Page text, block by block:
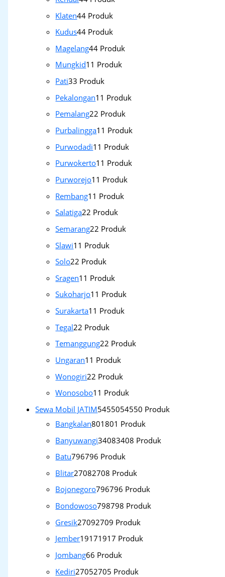
Klaten44 Produk
Kudus44 Produk
Magelang44 Produk
Mungkid1 1 Produk
Pati33 Produk
Pekalongan1 1 Produk
Pemalang22 Produk
Purbalingga1 1 Produk
Purwodadi1 1 Produk
Purwokerto1 1 Produk
Purworejo1 1 Produk
Rembang1 1 Produk
Salatiga22 Produk
Semarang22 Produk
Slawi1 1 Produk
Solo22 Produk
Sragen1 1 Produk
Sukoharjo1 1 Produk
Surakarta1 1 Produk
Tegal22 Produk
Temanggung22 Produk
Ungaran1 1 Produk
Wonogiri22 Produk
Wonosobo1 1 Produk
Sewa Mobil JATIM5455054550 Produk
Bangkalan801801 Produk
Banyuwangi34083408 Produk
Batu796796 Produk
Blitar27082708 Produk
Bojonegoro796796 Produk
Bondowoso798798 Produk
Gresik27092709 Produk
Jember19171917 Produk
Jombang66 Produk
Kediri27052705 Produk